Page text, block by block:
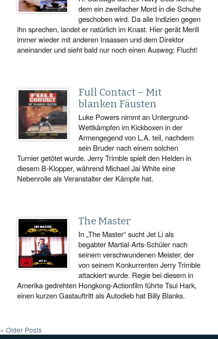
dem ein zweifacher Mord in die Schuhe
geschoben wird. Da alle Indizien gegen
ihn sprechen, landet er natürlich im Knast. Hier gerät Merill
immer wieder mit anderen Insassen und dem Direktor
aneinander und sieht bald nur noch einen Ausweg: Flucht!
Full Contact – Mit
blanken Fäusten
Luke Powers nimmt an Untergrund-
Wettkämpfen im Kickboxen in der
Armengegend von L.A. teil, nachdem
sein Bruder nach einem solchen
Turnier getötet wurde. Jerry Trimble spielt den Helden in
diesem B-Klopper, während Michael Jai White eine
Nebenrolle als Veranstalter der Kämpfe hat.
The Master
In „The Master“ sucht Jet Li als
begabter Martial-Arts-Schüler nach
seinem verschwundenen Meister, der
von seinem Konkurrenten Jerry Trimble
attackiert wurde. Regie bei diesem in
Amerika gedrehten Hongkong-Actionfilm führte Tsui Hark,
einen kurzen Gastauftritt als Autodieb hat Billy Blanks.
« Older Posts